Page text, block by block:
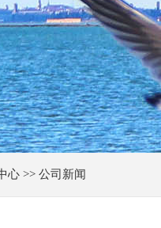
心 >> 公司新闻